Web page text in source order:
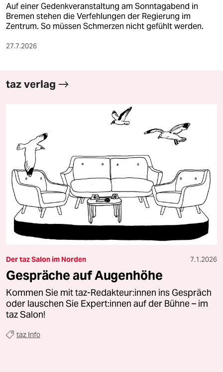
Auf einer Gedenkveranstaltung am Sonntagabend in
Bremen stehen die Verfehlungen der Regierung im
Zentrum. So müssen Schmerzen nicht gefühlt werden.
27.7.2026
taz verlag
Der taz Salon im Norden 7.1.2026
Gespräche auf Augenhöhe
Kommen Sie mit taz-Redakteur:innen ins Gespräch
oder lauschen Sie Expert:innen auf der Bühne – im
taz Salon!
taz Info